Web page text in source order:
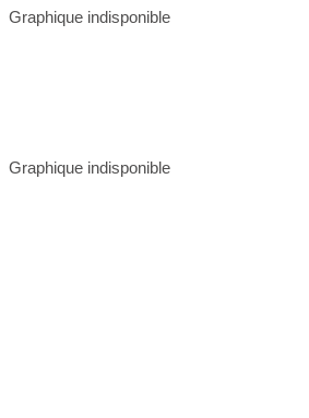
Graphique indisponible
Graphique indisponible